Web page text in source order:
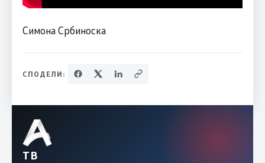
Симона Србиноска
СПОДЕЛИ:
ТВ